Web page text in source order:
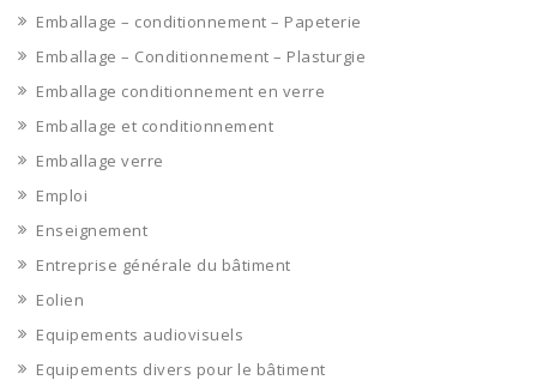
Emballage – conditionnement – Papeterie
Emballage – Conditionnement – Plasturgie
Emballage conditionnement en verre
Emballage et conditionnement
Emballage verre
Emploi
Enseignement
Entreprise générale du bâtiment
Eolien
Equipements audiovisuels
Equipements divers pour le bâtiment